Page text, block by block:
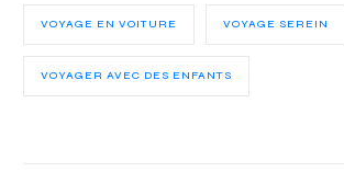
VOYAGE EN VOITURE VOYAGE SEREIN
VOYAGER AVEC DES ENFANTS